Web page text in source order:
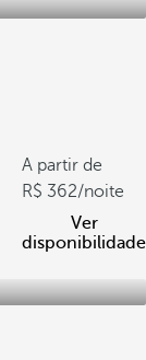
A partir de
362/noite
Ver
disponibilidade